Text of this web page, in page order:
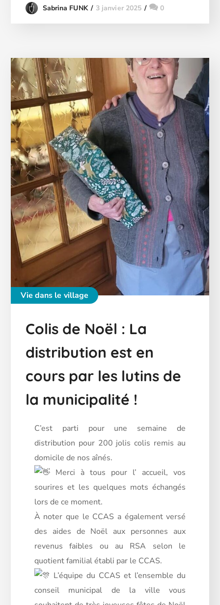
Sabrina FUNK 3 janvier 2025 0
Vie dans le village
Colis de Noël : La
distribution est en
cours par les lutins de
la municipalité !
C’est parti pour une semaine de
distribution pour 200 jolis colis remis au
domicile de nos aînés.
Merci à tous pour l’ accueil, vos
sourires et les quelques mots échangés
lors de ce moment.
À noter que le CCAS a également versé
des aides de Noël aux personnes aux
revenus faibles ou au RSA selon le
quotient familial établi par le CCAS.
L’équipe du CCAS et l’ensemble du
conseil municipal de la ville vous